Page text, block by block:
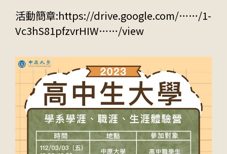
活動簡章:https://drive.google.com/……/1-
Vc3hS81pfzvrHIW……/view